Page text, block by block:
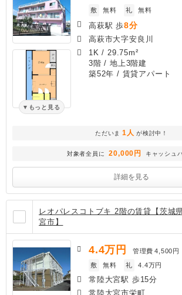
もっと見る
敷
無料 礼 無料
高萩駅 歩8分
高萩市大字安良川
1K / 29.75m²
3階 / 地上3階建
築52年 / 賃貸アパート
ただいま 1人 が検討中！
対象者全員に 20,000円 キャッシュ
詳細を見る
レオパレスコトブキ 2階の賃貸【茨城
宮市】
4.4万円 管理費 4,500円
敷
無料 礼 4.4万円
常陸大宮駅 歩15分
常陸大宮市栄町